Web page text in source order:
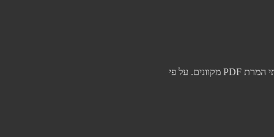
סכנות חמורות בשימוש בממירי PDF לא מאומתים לאחרונה פרסם ה-FBI אזהרה חמורה לציבור בנוגע לפעילות זדונית המתבצעת תחת מסווה של שירותי המרת PDF מקוונים. על פי